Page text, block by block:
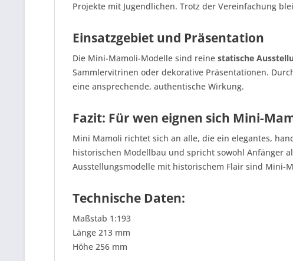
Projekte mit Jugendlichen. Trotz der Vereinfachung
Einsatzgebiet und Präsentation
Die Mini-Mamoli-Modelle sind reine statische
Sammlervitrinen oder dekorative Präsentationen.
eine ansprechende, authentische Wirkung.
Fazit: Für wen eignen sich Mini-
Mini Mamoli richtet sich an alle, die ein elegantes,
historischen Modellbau und spricht sowohl Anfänger
Ausstellungsmodelle mit historischem Flair sind Mini-
Technische Daten:
Maßstab 1:193
Länge 213 mm
Höhe 256 mm